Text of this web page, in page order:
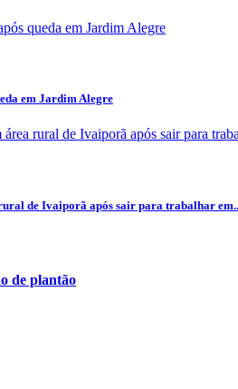
em Jardim Alegre
de Ivaiporã após sair para trabalhar
de plantão